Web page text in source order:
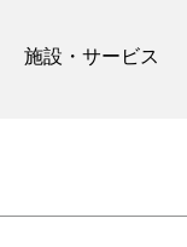
施設・サービス